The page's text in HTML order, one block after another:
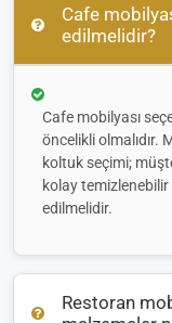
Cafe
edilmelidir?
Cafe mobilyası
öncelikli olmalıdır.
koltuk seçimi;
kolay
edilmelidir.
Restoran